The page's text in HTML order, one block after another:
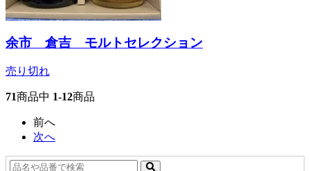
余市 倉吉 モルトセレクション
売り切れ
71商品中 1-12商品
前へ
次へ